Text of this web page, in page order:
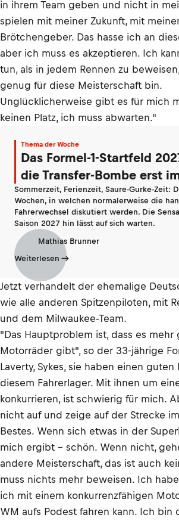
in ihrem Team geben und nicht in
spielen mit meiner Zukunft, mit
Brötchengeber. Das hasse ich an
aber ich muss es akzeptieren. Ich
tun, als in jedem Rennen zu
genug für diese Meisterschaft bin.
Unglücklicherweise gibt es für mich
keinen Platz, ich muss abwarten."
Thema der Woche
Das Formel-1-Startfeld
die Transfer-Bombe erst
Sommerzeit, Ferienzeit, Saure-Gurke-Zeit:
Wochen, in welchen normalerweise die
Fahrerwechsel diskutiert werden. Die
Saison 2027 hin lässt auf sich warten.
Mathias Brunner
Weiterlesen
Jetzt verhandelt der ehemalige
wie alle anderen Spitzenpiloten, mit
und dem Milwaukee-Team.
"Das Hauptproblem ist, dass es mehr
Motorräder gibt", so der 33-jährige
Laverty, Sykes, sie haben einen guten
diesem Fahrerlager. Mit ihnen um
konkurrieren, ist schwierig für mich.
nicht auf und zeige auf der Strecke
Bestes. Wenn sich etwas in der
mich ergibt – schön. Wenn nicht,
andere Meisterschaft, das ist auch
muss nichts mehr beweisen. Ich
ich mit einem konkurrenzfähigen
WM aufs Podest fahren kann. Ich bin